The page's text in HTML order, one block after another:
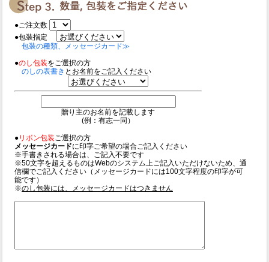
●ご注文数
●包装指定
包装の種類、メッセージカード≫
●のし包装をご選択の方
のしの表書き とお名前をご記入ください
贈り主のお名前を記載します
(例：有志一同）
●リボン包装 ご選択の方
メッセージカードに印字ご希望の場合ご記入ください
※手書きされる場合は、ご記入不要です
※50文字を超えるものはWebのシステム上ご記入いただけないため、通
信欄でご記入ください（メッセージカードには100文字程度の印字が可
能です）
※のし包装には、メッセージカードはつきません